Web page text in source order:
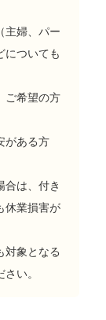
主婦、パー
についても
ご希望の方
がある方
は、付き
休業損害が
対象となる
い。